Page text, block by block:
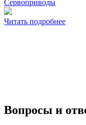
Сервоприводы
Читать подробнее
Вопросы и